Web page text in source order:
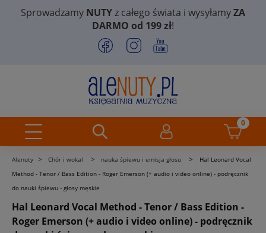
Sprowadzamy NUTYz całego świata i wysyłamyZA
DARMO od 199 zł!
Alenuty > Chór i wokal > nauka śpiewu i emisja głosu >
Hal Leonard Vocal
Method - Tenor / Bass Edition - Roger Emerson (+ audio i video online) - podręcznik
do nauki śpiewu - głosy męskie
Hal Leonard Vocal Method - Tenor / Bass Edition -
Roger Emerson (+ audio i video online) - podręcznik